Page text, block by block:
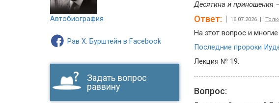
Десятина и приношения
Ответ: 16.07.2026 |
На этот вопрос и
Последние пророки
Лекция № 19.
Вопрос:
Автобиография
Рав Х. Бурштейн в Facebook
Задать вопрос
раввину